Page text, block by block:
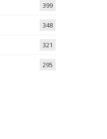
399
348
321
295